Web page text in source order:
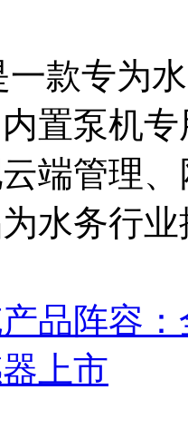
一款专为
内置泵机
端管理
水务行
品阵容
上市